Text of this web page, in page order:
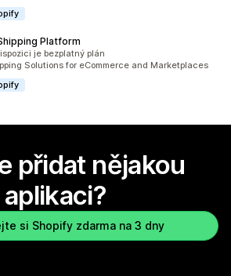
Platform
869
je bezplatný plán
Solutions for eCommerce and Marketplaces
přidat nějakou
aplikaci?
si Shopify zdarma na 3 dny